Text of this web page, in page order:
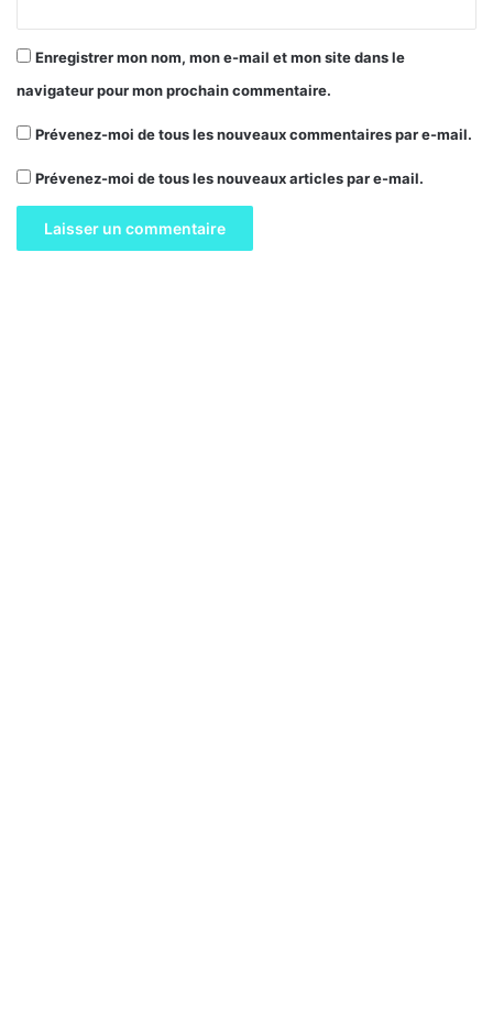
Enregistrer mon nom, mon e-mail et mon site dans le
navigateur pour mon prochain commentaire.
Prévenez-moi de tous les nouveaux commentaires par e-mail.
Prévenez-moi de tous les nouveaux articles par e-mail.